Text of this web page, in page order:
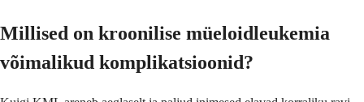
Millised on kroonilise müeloidleukemia
võimalikud komplikatsioonid?